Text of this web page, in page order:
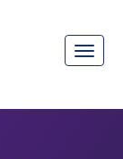
Toggle